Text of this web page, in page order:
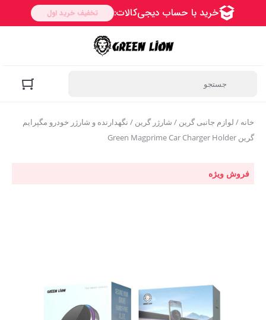
خانه / لوازم جانبی گرین / شارژر گرین / نگهدارنده و شارژر خودرو مگپرایم
گرین Green Magprime Car Charger Holder
فروش ویژه